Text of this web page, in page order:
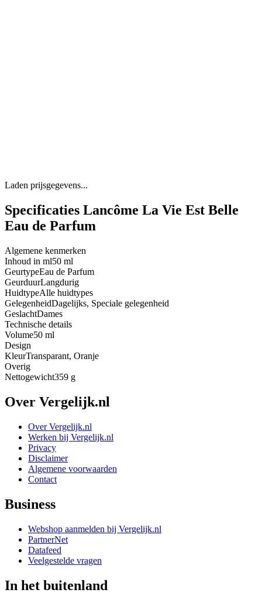
Laden prijsgegevens...
Specificaties Lancôme La Vie Est Belle
Eau de Parfum
Algemene kenmerken
Inhoud in ml50 ml
GeurtypeEau de Parfum
GeurduurLangdurig
HuidtypeAlle huidtypes
GelegenheidDagelijks, Speciale gelegenheid
GeslachtDames
Technische details
Volume50 ml
Design
KleurTransparant, Oranje
Overig
Nettogewicht359 g
Over Vergelijk.nl
Over Vergelijk.nl
Werken bij Vergelijk.nl
Privacy
Disclaimer
Algemene voorwaarden
Contact
Business
Webshop aanmelden bij Vergelijk.nl
PartnerNet
Datafeed
Veelgestelde vragen
In het buitenland